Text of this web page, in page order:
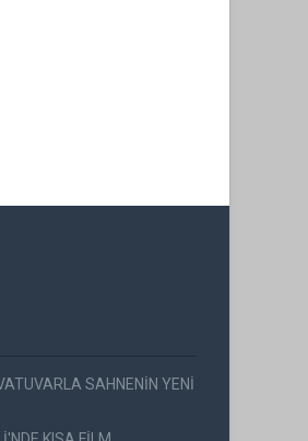
SAHNENİN YENİ